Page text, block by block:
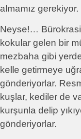
almamız
Neyse!…
kokular gelen bir
mezbaha gibi
kelle getirmeye
gönderiyorlar.
kuşlar, kediler de
kurşunla delip
gönderiyorlar.